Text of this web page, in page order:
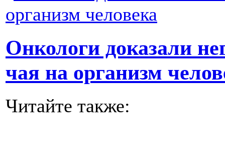
Онкологи доказали
чая на организм
Читайте также: